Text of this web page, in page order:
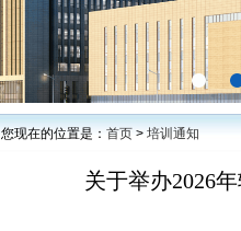
您现在的位置是： 首页 > 培训通知
关于举办2026